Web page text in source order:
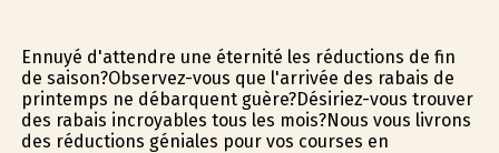
Ennuyé d'attendre une éternité les réductions de fin
de saison?Observez-vous que l'arrivée des rabais de
printemps ne débarquent guère?Désiriez-vous trouver
des rabais incroyables tous les mois?Nous vous livrons
des réductions géniales pour vos courses en